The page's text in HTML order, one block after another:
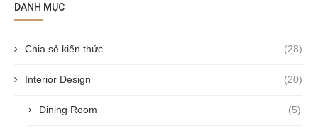
DANH MỤC
Chia sẻ kiến thức (28)
Interior Design (20)
Dining Room (5)